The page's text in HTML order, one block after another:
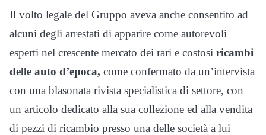
Il volto legale del Gruppo aveva anche consentito ad
alcuni degli arrestati di apparire come autorevoli
esperti nel crescente mercato dei rari e costosi ricambi
delle auto d’epoca, come confermato da un’intervista
con una blasonata rivista specialistica di settore, con
un articolo dedicato alla sua collezione ed alla vendita
di pezzi di ricambio presso una delle società a lui